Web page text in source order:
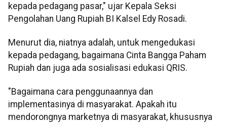
kepada pedagang pasar," ujar Kepala Seksi
Pengolahan Uang Rupiah BI Kalsel Edy Rosadi.
Menurut dia, niatnya adalah, untuk mengedukasi
kepada pedagang, bagaimana Cinta Bangga Paham
Rupiah dan juga ada sosialisasi edukasi QRIS.
"Bagaimana cara penggunaannya dan
implementasinya di masyarakat. Apakah itu
mendorongnya marketnya di masyarakat, khususnya